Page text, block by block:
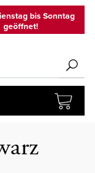
bis Sonntag
geöffnet!